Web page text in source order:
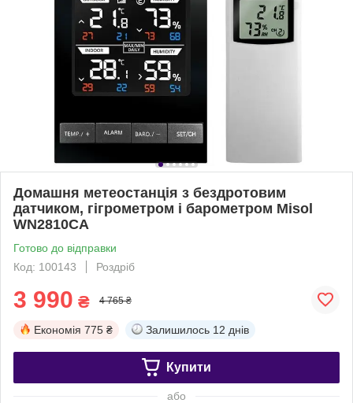
Домашня метеостанція з бездротовим
датчиком, гігрометром і барометром Misol
WN2810CA
Готово до відправки
Код: 100143
Роздріб
3 990 ₴ 4 765 ₴
Економія 775 ₴ Залишилось 12 днів
Купити
або